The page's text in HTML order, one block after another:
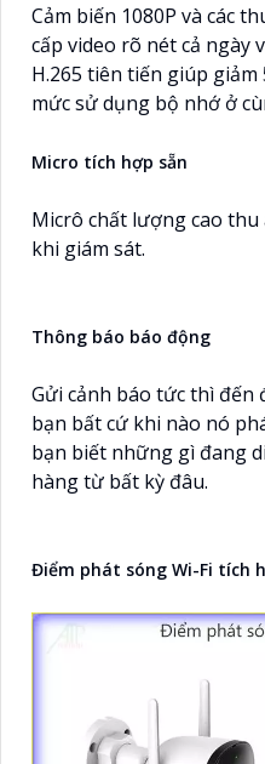
Cảm biến 1080P và các
cấp video rõ nét cả ngày
H.265 tiên tiến giúp
mức sử dụng bộ nhớ ở
Micro tích hợp sẵn
Micrô chất lượng cao
khi giám sát.
Thông báo báo động
Gửi cảnh báo tức thì đến
bạn bất cứ khi nào nó
bạn biết những gì đang
hàng từ bất kỳ đâu.
Điểm phát sóng Wi-Fi tích